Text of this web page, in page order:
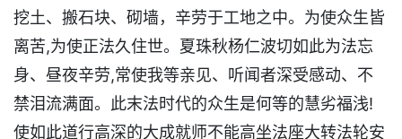
挖土、搬石块、砌墙，辛劳于工地之中。为使众生皆
离苦,为使正法久住世。夏珠秋杨仁波切如此为法忘
身、昼夜辛劳,常使我等亲见、听闻者深受感动、不
禁泪流满面。此末法时代的众生是何等的慧劣福浅!
使如此道行高深的大成就师不能高坐法座大转法轮安